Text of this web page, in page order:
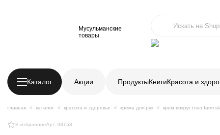
Мусульманские
товары
Каталог Акции ПродуктыКнигиКрасота и
главная каталог красота и здоровье крема для рук крем вокруг глаз farm
В избранноеАрт. 08153